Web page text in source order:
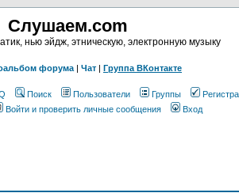
Слушаем.com
нью эйдж, этническую, электронную музыку
форума | Чат | Группа ВКонтакте
Поиск Пользователи Группы
Войти и проверить личные сообщения Вход